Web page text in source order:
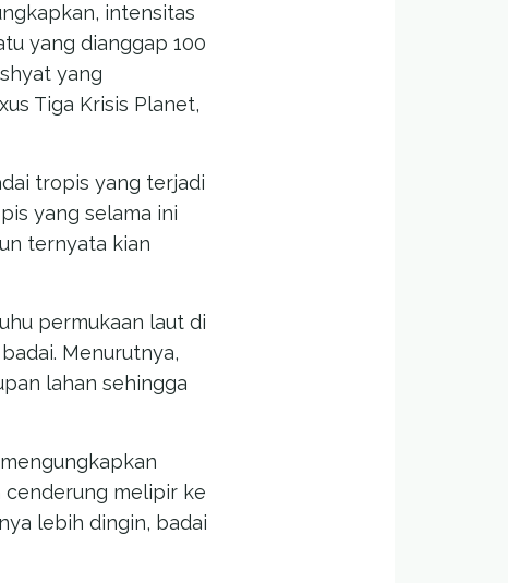
intensitas
yang dianggap 100
yang
Tiga Krisis Planet,
tropis yang terjadi
yang selama ini
ternyata kian
permukaan laut di
Menurutnya,
lahan sehingga
cenderung melipir ke
lebih dingin, badai